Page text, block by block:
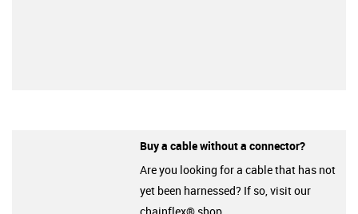
Buy a cable without a connector?
Are you looking for a cable that has not
yet been harnessed? If so, visit our